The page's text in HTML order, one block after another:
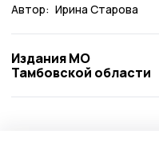
Автор: Ирина Старова
Издания МО
Тамбовской области